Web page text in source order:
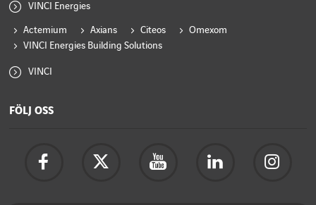
VINCI Energies
Actemium Axians Citeos
Omexom
VINCI Energies Building Solutions
VINCI
FÖLJ OSS